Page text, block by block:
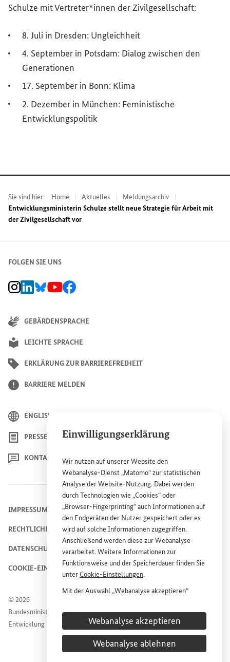
Einwilligungserklärung
Wir nutzen auf unsererWebsite den
Webanalyse-Dienst „Matomo“ zur statistischen
Analyse derWebsite-Nutzung. Dabei werden
durch Technologien wie „Cookies“ oder
„Browser-Fingerprinting“ auch Informationen auf
den Endgeräten der Nutzer gespeichert oder es
wird auf solche Informationen zugegriffen.
Anschließend werden diese zur Webanalyse
verarbeitet. Weitere Informationen zur
Funktionsweise und der Speicherdauer finden Sie
unterCookie-Einstellungen.
Mit der Auswahl „Webanalyse akzeptieren“
Dienstes „Matomo“ auf derWebsitedes
Bundesministeriums für wirtschaftliche
Entwicklung und Zusammenarbeit (BMZ) zu.
Diese Einwilligung ist freiwillig, für die Nutzung
Webanalyse akzeptieren
Webanalyse ablehnen
Schulze mit Vertreter*innen der Zivilgesellschaft:
8. Juli in Dresden: Ungleichheit
4. September in Potsdam: Dialog zwischen den
Generationen
17. September in Bonn: Klima
2. Dezember in München: Feministische
Entwicklungspolitik
Sie sind hier: Home Aktuelles
Meldungsarchiv
Entwicklungsministerin Schulze stellt neue Strategie für Arbeit mit
der Zivilgesellschaft vor
FOLGEN SIE UNS
BMZ Instagram-Kanal, Externer Link
BMZ LinkedIn Unternehmensseite, Externer Link
BMZ Bluesky-Seite, Externer Link
BMZ Youtube-Kanal, Externer Link
BMZ Facebook-Seite, Externer Link
GEBÄRDENSPRACHE
LEICHTE SPRACHE
ERKLÄRUNG ZUR BARRIEREFREIHEIT
BARRIERE MELDEN
ENGLISH
PRESSE
KONTAKT
© 2026
Bundesministerium für wirtschaftliche Zusammenarbeit und
Entwicklung
IMPRESSUM
RECHTLICHE HINWEISE
DATENSCHUTZHINWEIS
COOKIE-EINSTELLUNGEN